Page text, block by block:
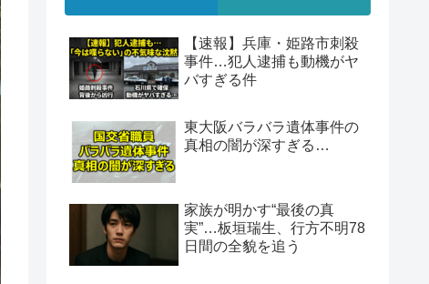
【速報】兵庫・姫路市刺殺
事件…犯人逮捕も動機がヤ
バすぎる件
東大阪バラバラ遺体事件の
真相の闇が深すぎる…
家族が明かす“最後の真
実”…板垣瑞生、行方不明78
日間の全貌を追う